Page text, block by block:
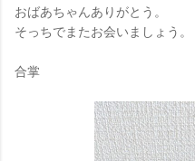
おばあちゃんありがとう。
そっちでまたお会いましょう。
合掌